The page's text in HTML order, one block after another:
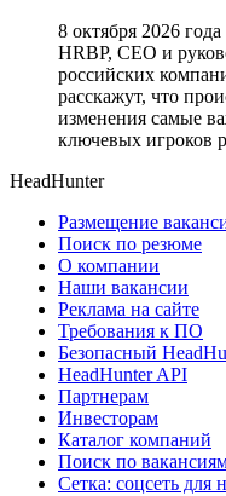
8 октября 2026
HRBP, СЕО и
российских
расскажут, что
изменения самые
ключевых игроков
HeadHunter
Размещение
Поиск по резюме
О компании
Наши вакансии
Реклама на сайте
Требования к ПО
Безопасный
HeadHunter API
Партнерам
Инвесторам
Каталог компаний
Поиск по
Сетка: соцсеть для